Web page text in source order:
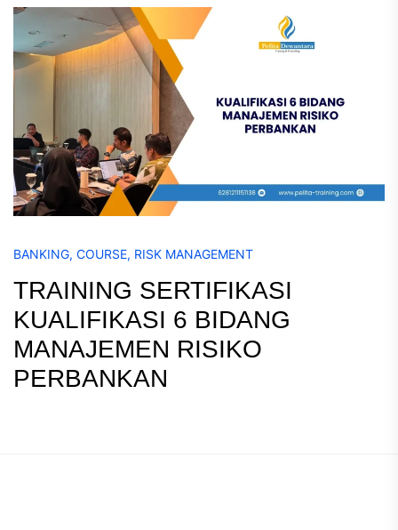
BANKING, COURSE, RISK MANAGEMENT
TRAINING SERTIFIKASI
KUALIFIKASI 6 BIDANG
MANAJEMEN RISIKO
PERBANKAN